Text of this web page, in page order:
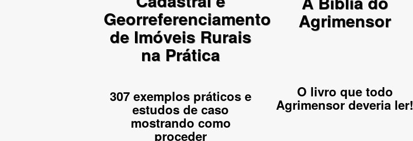
Georreferenciamento
de Imóveis Rurais
na Prática
307 exemplos práticos e
estudos de caso
mostrando como
proceder
Agrimensor
O livro que todo
Agrimensor deveria ler!